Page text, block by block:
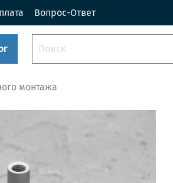
Вопрос-Ответ
монтажа